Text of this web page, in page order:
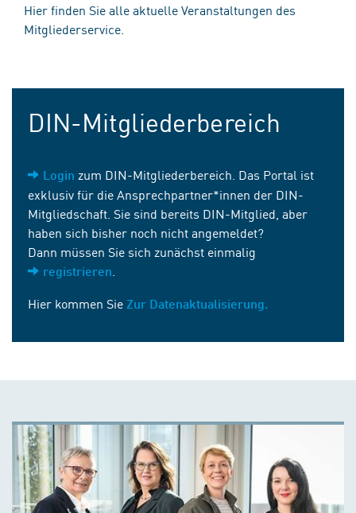
Hier finden Sie alle aktuelle Veranstaltungen des
Mitgliederservice.
DIN-Mitgliederbereich
Login zum DIN-Mitgliederbereich. Das Portal ist
exklusiv für die Ansprechpartner*innen der DIN-
Mitgliedschaft. Sie sind bereits DIN-Mitglied, aber
haben sich bisher noch nicht angemeldet?
Dann müssen Sie sich zunächst einmalig
registrieren
Hier kommen Sie Zur Datenaktualisierung.